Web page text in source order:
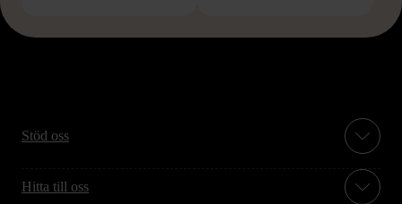
Stöd oss
Hitta till oss